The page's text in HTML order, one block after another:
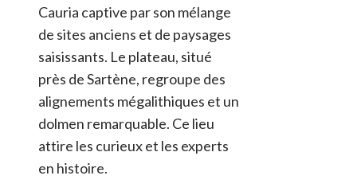
Cauria captive par son mélange
de sites anciens et de paysages
saisissants. Le plateau, situé
près de Sartène, regroupe des
alignements mégalithiques et un
dolmen remarquable. Ce lieu
attire les curieux et les experts
en histoire.